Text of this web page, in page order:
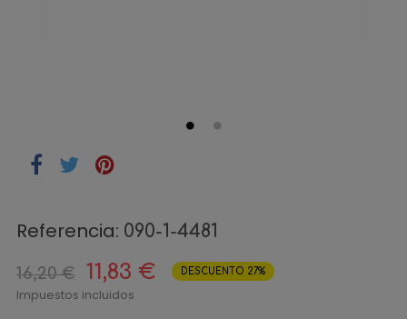
Referencia: 090-1-4481
16,20 € 11,83 € DESCUENTO 27%
Impuestos incluidos